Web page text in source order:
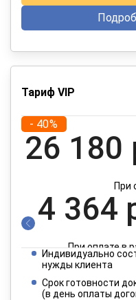
Тариф VIP
- 40%
26 180
При
4 364
При оплате в
2 182
Индивидуально
нужды клиента
Срок готовности
(в день оплаты